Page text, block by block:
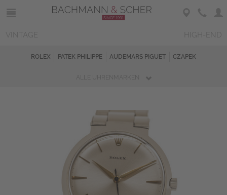
ROLEX PATEK PHILIPPE AUDEMARS PIGUET CZAPEK